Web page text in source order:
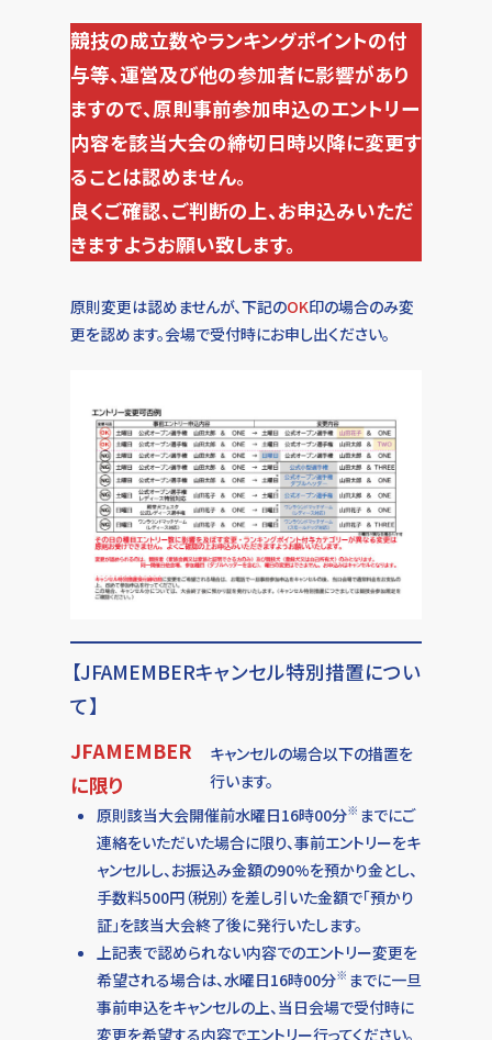
競技の成立数やランキングポイントの付
与等、運営及び他の参加者に影響があり
ますので、原則事前参加申込のエントリー
内容を該当大会の締切日時以降に変更す
ることは認めません。
良くご確認、ご判断の上、お申込みいただ
きますようお願い致します。
原則変更は認めませんが、下記のOK印の場合のみ変
更を認めます。会場で受付時にお申し出ください。
【JFAMEMBERキャンセル特別措置につい
て】
JFAMEMBER
に限り
キャンセルの場合以下の措置を
行います。
原則該当大会開催前水曜日16時00分※ までにご
連絡をいただいた場合に限り、事前エントリーをキ
ャンセルし、お振込み金額の90%を預かり金とし、
手数料500円（税別）を差し引いた金額で「預かり
証」を該当大会終了後に発行いたします。
上記表で認められない内容でのエントリー変更を
希望される場合は、水曜日16時00分※ までに一旦
事前申込をキャンセルの上、当日会場で受付時に
変更を希望する内容でエントリー行ってください。